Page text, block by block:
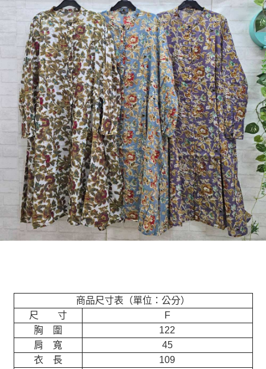
商品尺寸表（單位：公分）
尺 寸
F
胸 圍
122
肩 寬
45
衣 長
109